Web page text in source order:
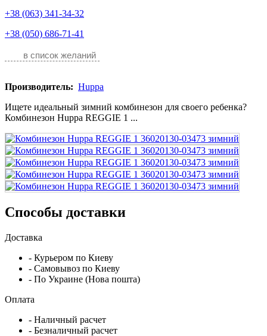
+38 (063) 341-34-32
+38 (050) 686-71-41
в список желаний
Производитель: Huppa
Ищете идеальный зимний комбинезон для своего ребенка?
Комбинезон Huppa REGGIE 1 ...
Способы доставки
Доставка
- Курьером по Киеву
- Самовывоз по Киеву
- По Украине (Нова пошта)
Оплата
- Наличный расчет
- Безналичный расчет